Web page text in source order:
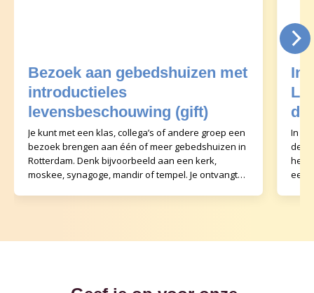
Bezoek aan gebedshuizen met
introductieles
levensbeschouwing (gift)
Je kunt met een klas, collega’s of andere groep een
bezoek brengen aan één of meer gebedshuizen in
Rotterdam. Denk bijvoorbeeld aan een kerk,
moskee, synagoge, mandir of tempel. Je ontvangt
In
de
een